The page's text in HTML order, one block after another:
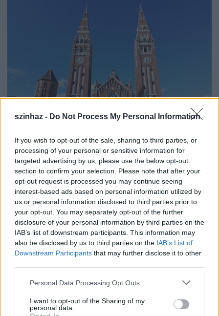
szinhaz - Do Not Process My Personal Information
If you wish to opt-out of the sale, sharing to third parties, or
processing of your personal or sensitive information for
targeted advertising by us, please use the below opt-out
section to confirm your selection. Please note that after your
opt-out request is processed you may continue seeing
interest-based ads based on personal information utilized by
us or personal information disclosed to third parties prior to
your opt-out. You may separately opt-out of the further
disclosure of your personal information by third parties on the
IAB’s list of downstream participants. This information may
also be disclosed by us to third parties on the IAB’s List of
Downstream Participants that may further disclose it to other
Please note that this website/app uses one or more Google
not limited to your visit or usage behaviour. You may click to
grant or deny consent to Google and its third-party tags to
Personal Data Processing Opt Outs
I want to opt-out of the Sharing of my
personal data.
Épül a Dóm téri szabadtéri színpad
mtothorsi•2020. július 16.
Megkezdődött a Szegedi Szabadtéri Játékok Dóm
téri játszóhelyének építése. A fesztivál ikonikus
helyszínének számító téren elsőként ...